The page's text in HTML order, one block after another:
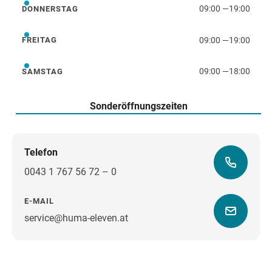
Donnerstag
DONNERSTAG 09:00 —19:00
Freitag
FREITAG 09:00 —19:00
Samstag
SAMSTAG 09:00 —18:00
Sonderöffnungszeiten
Telefon
0043 1 767 56 72 – 0
E-MAIL
service@huma-eleven.atWegbeschreibung